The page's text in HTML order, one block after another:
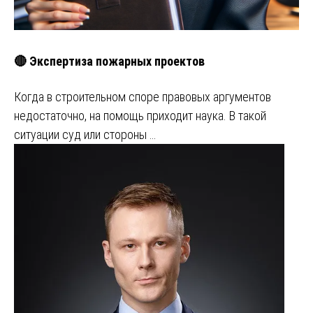
🔴 Экспертиза пожарных проектов
Когда в строительном споре правовых аргументов
недостаточно, на помощь приходит наука. В такой
ситуации суд или стороны …